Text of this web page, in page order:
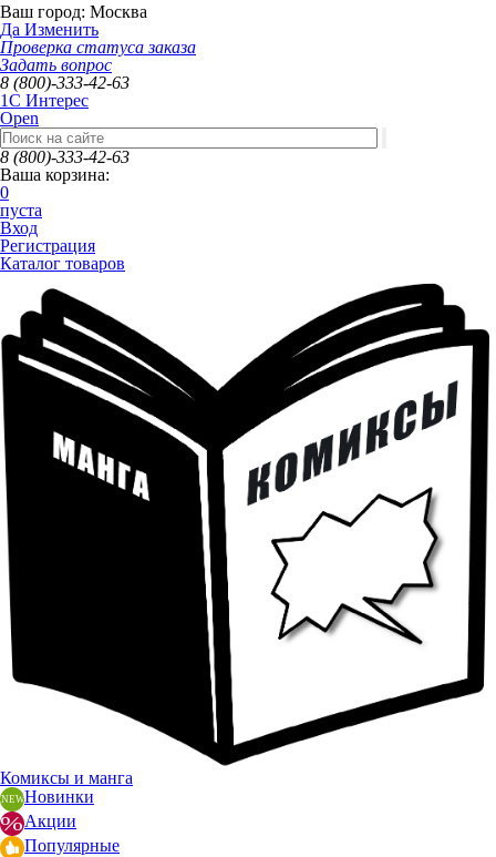
Ваш город: Москва
Да Изменить
Проверка статуса заказа
Задать вопрос
8 (800)-333-42-63
1C Интерес
Open
8 (800)-333-42-63
Ваша корзина:
0
пуста
Вход
Регистрация
Каталог товаров
Комиксы и манга
Новинки
Акции
Популярные